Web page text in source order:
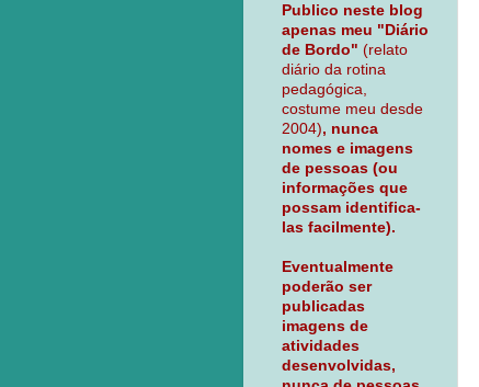
Publico neste blog
apenas meu "Diário
de Bordo" (relato
diário da rotina
pedagógica,
costume meu desde
2004), nunca
nomes e imagens
de pessoas (ou
informações que
possam identifica-
las facilmente).
Eventualmente
poderão ser
publicadas
imagens de
atividades
desenvolvidas,